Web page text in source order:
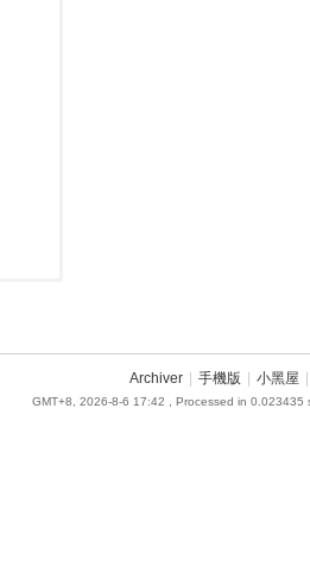
Archiver 手機版 小黑屋
GMT+8, 2026-8-6 17:42 , Processed in 0.023435